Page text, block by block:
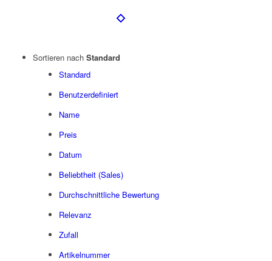
Sortieren nach Standard
Standard
Benutzerdefiniert
Name
Preis
Datum
Beliebtheit (Sales)
Durchschnittliche Bewertung
Relevanz
Zufall
Artikelnummer